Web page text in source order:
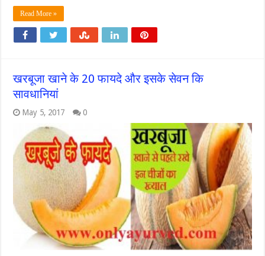
Read More »
खरबूजा खाने के 20 फायदे और इसके सेवन कि
सावधानियां
May 5, 2017 0